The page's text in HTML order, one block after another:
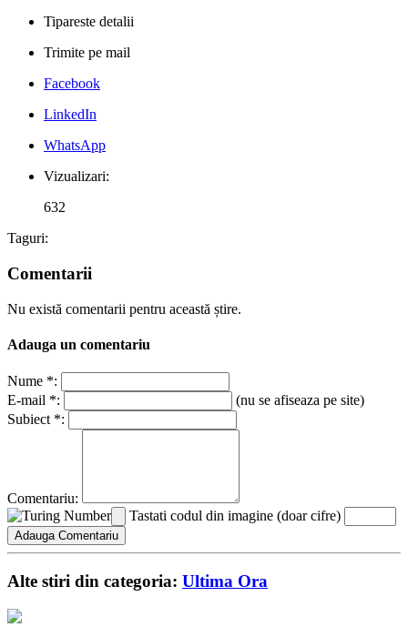
Tipareste detalii
Trimite pe mail
Facebook
LinkedIn
WhatsApp
Vizualizari:
632
Taguri:
Comentarii
Nu există comentarii pentru această știre.
Adauga un comentariu
Nume *:
E-mail *:
(nu se afiseaza pe site)
Subiect *:
Comentariu:
Tastati codul din imagine (doar cifre)
Alte stiri din categoria: Ultima Ora